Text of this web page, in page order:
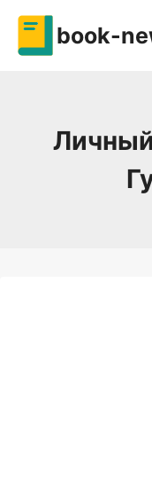
Перейти
содержимому
book-